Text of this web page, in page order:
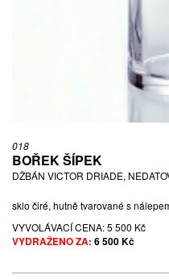
018
BOŘEK ŠÍPEK
DŽBÁN VICTOR DRIADE,
sklo čiré, hutně tvarované s
VYVOLÁVACÍ CENA:5 500 Kč
VYDRAŽENO ZA: 6 500 Kč